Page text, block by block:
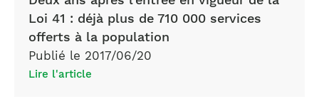
Loi 41 : déjà plus de 710 000 services
offerts à la population
Publié le 2017/06/20
Lire l'article